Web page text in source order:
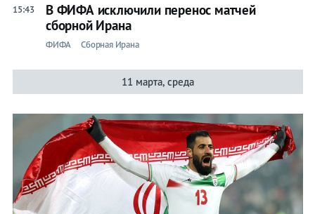
15:43
В ФИФА исключили перенос матчей
сборной Ирана
ФИФА Сборная Ирана
11 марта, среда